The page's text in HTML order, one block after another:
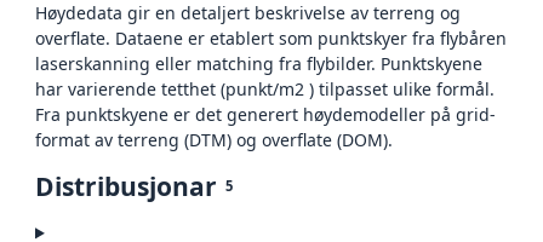
Høydedata gir en detaljert beskrivelse av terreng og
overflate. Dataene er etablert som punktskyer fra flybåren
laserskanning eller matching fra flybilder. Punktskyene
har varierende tetthet (punkt/m2 ) tilpasset ulike formål.
Fra punktskyene er det generert høydemodeller på grid-
format av terreng (DTM) og overflate (DOM).
Distribusjonar 5